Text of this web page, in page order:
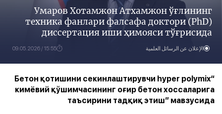
Умаров Хотамжон Aтхамжон ўғлининг
техника фанлари фалсафа доктори (PhD)
диссертация иши ҳимояси тўғрисида
الإعلان عن الرسائل العلمية 15:55 / 09.05.2026
“Бетон қотишини секинлаштирувчи hyper polymix
кимёвий қўшимчасининг оғир бетон хоссаларига
таъсирини тадқиқ этиш” мавзусида